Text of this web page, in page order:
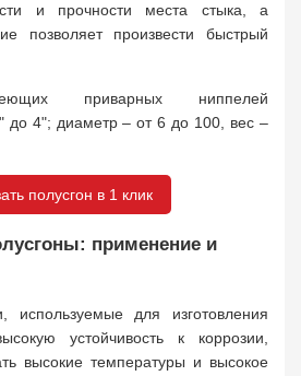
и прочности места стыка, а
позволяет произвести быстрый
приварных ниппелей
до 4"; диаметр – от 6 до 100, вес –
полусгон в 1 клик
применение и
используемые для изготовления
устойчивость к коррозии,
высокие температуры и высокое